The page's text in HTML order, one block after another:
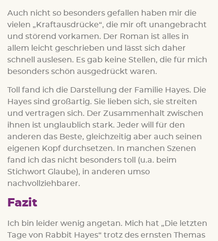
Auch nicht so besonders gefallen haben mir die
vielen „Kraftausdrücke“, die mir oft unangebracht
und störend vorkamen. Der Roman ist alles in
allem leicht geschrieben und lässt sich daher
schnell auslesen. Es gab keine Stellen, die für mich
besonders schön ausgedrückt waren.
Toll fand ich die Darstellung der Familie Hayes. Die
Hayes sind großartig. Sie lieben sich, sie streiten
und vertragen sich. Der Zusammenhalt zwischen
ihnen ist unglaublich stark. Jeder will für den
anderen das Beste, gleichzeitig aber auch seinen
eigenen Kopf durchsetzen. In manchen Szenen
fand ich das nicht besonders toll (u.a. beim
Stichwort Glaube), in anderen umso
nachvollziehbarer.
Fazit
Ich bin leider wenig angetan. Mich hat „Die letzten
Tage von Rabbit Hayes“ trotz des ernsten Themas